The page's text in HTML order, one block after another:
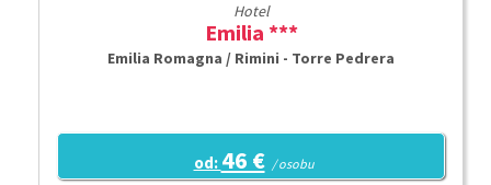
Hotel
Emilia ***
Emilia Romagna / Rimini - Torre Pedrera
od: 46 € / osobu